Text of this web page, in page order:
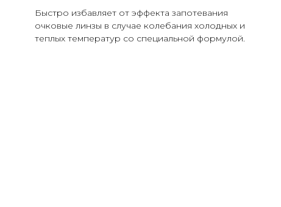
Быстро избавляет от эффекта запотевания
очковые линзы в случае колебания холодных и
теплых температур со специальной формулой.